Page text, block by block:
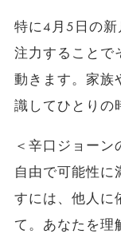
特に4月5日の
注力することで
動きます。家族
識してひとりの
＜辛口ジョーン
自由で可能性に
すには、他人に
て。あなたを理